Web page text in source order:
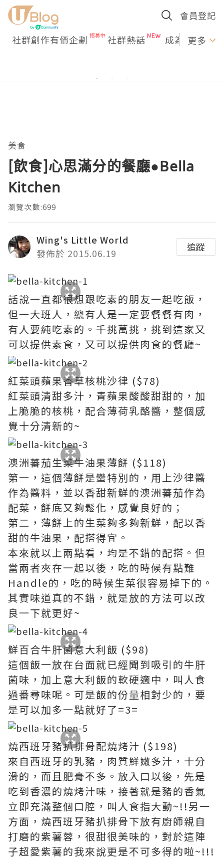
會員登記
社群創作有價企劃 社群熱話 成為U更多
美食
[飲食]心思滿分的餐廳●Bella
Kitchen
瀏覽次數:699
Wing's Little World
發佈於 2015.06.19
追蹤
話說一直都很想跟吃素的朋友一起吃飯，
但一大班人，總有人是一定要餐餐有肉，
有人要純吃素的。千挑萬挑，挑到這家又
可以提供素食，又可以提供肉食的餐廳~
紅菜頭蘋果香草核桃沙律 ($78)
紅菜頭清甜多汁，青蘋果酸酸甜甜的，加
上脆脆的核桃，配合薄荷乳酪醬，整個感
覺十分清新的~
澳洲蕃茄生菜牛油果薄餅 ($118)
第一，這個薄餅是蠻特別的，用上沙律醬
作為醬料，並以香甜新鮮的澳洲蕃茄作為
配菜，餅底又夠鬆化，感覺良好的；
第二，薄餅上的生菜夠多夠新鮮，配以香
甜的牛油果，配搭得宜。
本來就以上兩點看，均是不錯的配搭。但
當兩者夾在一起以後，吃的時候有點難
Handle的，吃的時候生菜很容易掉下的。
其實味道真的不錯，就是放的方法可以改
良一下就更好~
鮮百合牛肝菌意大利飯 ($98)
這個飯一放在台面就已經聞到吸引的牛肝
菌味，加上意大利飯的軟硬適中，叫人食
過番尋味呢。可是飯的份量相對少的，要
是可以加多一點就好了=3=
燒西班牙豬扒排骨配燒烤汁 ($198)
來自西班牙的乳豬，肉質鮮嫩多汁，十分
滑的，而且肥膏不多。放入口以後，先是
吃到香濃的燒烤汁味，接著就是豬的香氣
立即充滿整個口腔，叫人食指大動~!!另一
方面，燒西班牙豬扒排骨下放有廚師親自
打磨的紫薯蓉，很甜很美味的，對於這陣
子超愛紫薯的我來說更是不可多得的啦~!!!